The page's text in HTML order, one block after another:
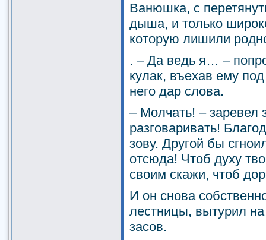
Ванюшка, с
дыша, и только
которую лишили
. – Да ведь я… –
кулак, въехав ему
него дар слова.
– Молчать! – заревел
разговаривать!
зову. Другой бы
отсюда! Чтоб духу
своим скажи, чтоб
И он снова
лестницы, вытурил
засов.